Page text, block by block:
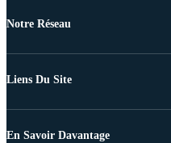
Notre Réseau
Liens Du Site
En Savoir Davantage